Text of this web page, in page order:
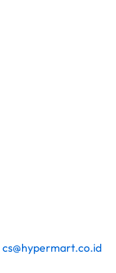
cs@hypermart.co.id